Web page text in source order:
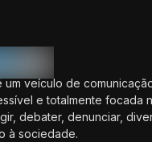
um veículo de
e totalmente focada
debater, denunciar,
à sociedade.